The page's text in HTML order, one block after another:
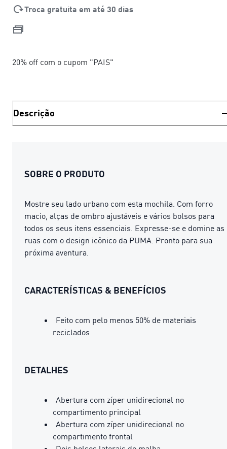
Troca gratuita em até 30 dias
20% off com o cupom "PAIS"
Descrição
SOBRE O PRODUTO
Mostre seu lado urbano com esta mochila. Com forro
macio, alças de ombro ajustáveis ​​e vários bolsos para
todos os seus itens essenciais. Expresse-se e domine as
ruas com o design icônico da PUMA. Pronto para sua
próxima aventura.
CARACTERÍSTICAS & BENEFÍCIOS
Feito com pelo menos 50% de materiais
reciclados
DETALHES
Abertura com zíper unidirecional no
compartimento principal
Abertura com zíper unidirecional no
compartimento frontal